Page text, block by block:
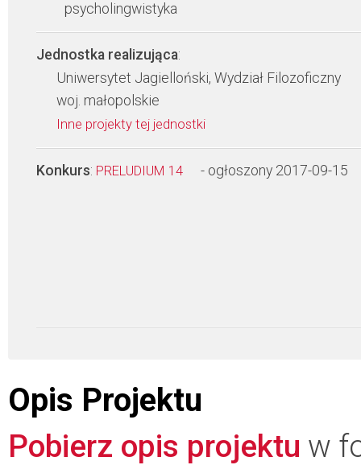
psycholingwistyka
Jednostka realizująca:
Uniwersytet Jagielloński, Wydział Filozoficzny
woj. małopolskie
Inne projekty tej jednostki
Konkurs: PRELUDIUM 14 - ogłoszony 2017-09-15
Opis Projektu
Pobierz opis projektu w